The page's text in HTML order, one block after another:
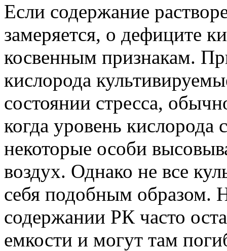
Если содержание
замеряется, о дефиците
косвенным признакам.
кислорода
состоянии стресса,
когда уровень кислорода
некоторые особи
воздух. Однако не все
себя подобным образом.
содержании РК часто
емкости и могут там